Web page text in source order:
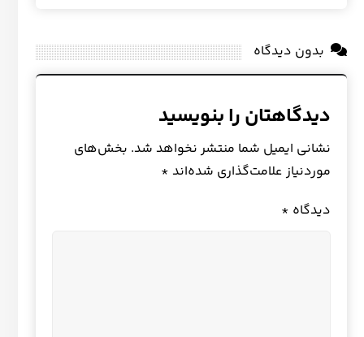
بدون دیدگاه
دیدگاهتان را بنویسید
نشانی ایمیل شما منتشر نخواهد شد. بخش‌های
موردنیاز علامت‌گذاری شده‌اند *
دیدگاه *